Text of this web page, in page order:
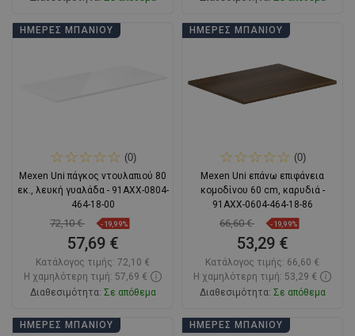
Στο καλάθι Στο καλάθι
ΗΜΈΡΕΣ ΜΠΆΝΙΟΥ
(0)
Mexen Uni πάγκος ντουλαπιού 80
εκ., λευκή γυαλάδα - 91AXX-0804-
464-18-00
72,10 € -19,99%
57,69 €
Κατάλογος τιμής: 72,10 €
Η χαμηλότερη τιμή: 57,69 €
Διαθεσιμότητα: Σε απόθεμα
Στο καλάθι
ΗΜΈΡΕΣ ΜΠΆΝΙΟΥ
(0)
Mexen Uni επάνω επιφάνεια
κομοδίνου 60 cm, καρυδιά -
91AXX-0604-464-18-86
66,60 € -19,99%
53,29 €
Κατάλογος τιμής: 66,60 €
Η χαμηλότερη τιμή: 53,29 €
Διαθεσιμότητα: Σε απόθεμα
Στο καλάθι
ΗΜΈΡΕΣ ΜΠΆΝΙΟΥ ΗΜΈΡΕΣ ΜΠΆΝΙΟΥ